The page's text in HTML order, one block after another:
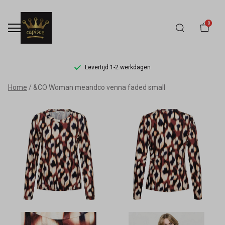
0
Levertijd 1-2 werkdagen
&CO
Woman
meandco
venna
faded
small
Home &CO Woman meandco venna faded small